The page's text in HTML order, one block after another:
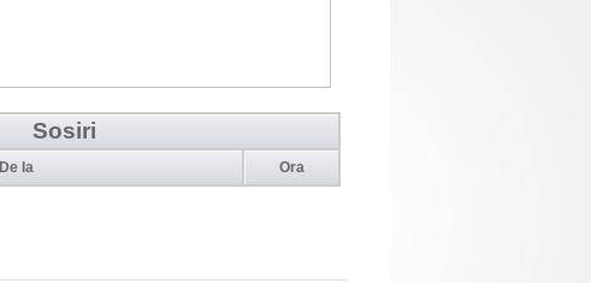
Sosiri
De la Ora